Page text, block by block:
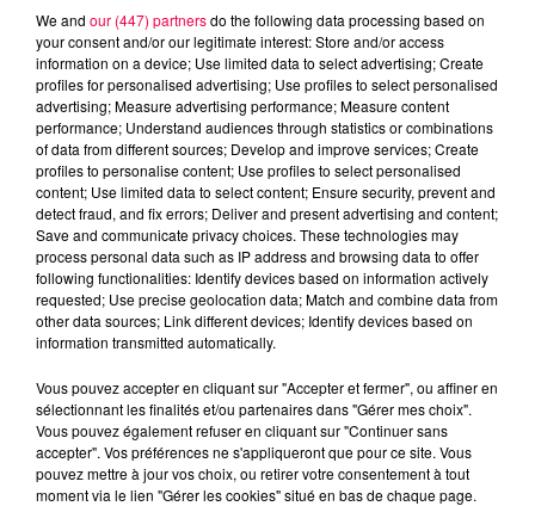
Flash infos
Crédit :Flash infos
podcasts/2022/01/2022-01-19-09-36-
23_20220119_CC.mp3
We and our (447) partnersdo the following data processing based on
your consent and/or our legitimate interest: Store and/or access
information on a device; Use limited data to select advertising; Create
profiles for personalised advertising; Use profiles to select personalised
advertising; Measure advertising performance; Measure content
performance; Understand audiences through statistics or combinations
of data from different sources; Develop and improve services; Create
profiles to personalise content; Use profiles to select personalised
content; Use limited data to select content; Ensure security, prevent and
detect fraud, and fix errors; Deliver and present advertising and content;
Save and communicate privacy choices. These technologies may
process personal data such as IP address and browsing data to offer
following functionalities: Identify devices based on information actively
requested; Use precise geolocation data; Match and combine data from
other data sources; Link different devices; Identify devices based on
information transmitted automatically.
Vous pouvez accepter en cliquant sur "Accepter et fermer", ou affiner en
sélectionnant les finalités et/ou partenaires dans "Gérer mes choix".
Vous pouvez également refuser en cliquant sur "Continuer sans
accepter". Vos préférences ne s'appliqueront que pour ce site. Vous
pouvez mettre à jour vos choix, ou retirer votre consentement à tout
moment via le lien "Gérer les cookies" situé en bas de chaque page.